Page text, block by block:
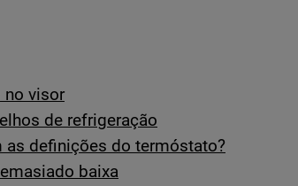
no visor
de refrigeração
as definições do termóstato?
baixa